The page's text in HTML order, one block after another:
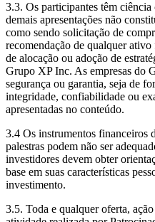
3.3. Os participantes têm ciência
demais apresentações não
como sendo solicitação de
recomendação de qualquer
de alocação ou adoção de
Grupo XP Inc. As empresas do
segurança ou garantia, seja de
integridade, confiabilidade ou
apresentadas no conteúdo.
3.4 Os instrumentos financeiros
palestras podem não ser
investidores devem obter
base em suas características
investimento.
3.5. Toda e qualquer oferta,